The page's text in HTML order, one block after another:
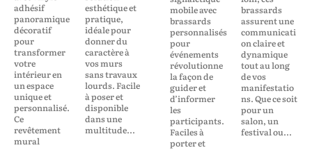
adhésif
panoramique
décoratif
pour
transformer
votre
intérieur en
un espace
unique et
personnalisé.
Ce
revêtement
mural
esthétique et
pratique,
idéale pour
donner du
caractère à
vos murs
sans travaux
lourds. Facile
à poser et
disponible
dans une
multitude...
mobile avec
brassards
personnalisés
pour
événements
révolutionne
la façon de
guider et
d’informer
les
participants.
Faciles à
porter et
brassards
assurent une
communicati
on claire et
dynamique
tout au long
de vos
manifestatio
ns. Que ce soit
pour un
salon, un
festival ou...